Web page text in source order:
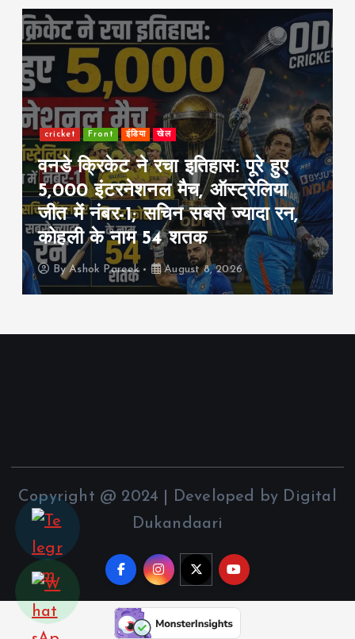
Front Share Market इंडिया
Stock Market Fall: सेंसेक्स 455
अंक टूटा, निफ्टी 24,570 पर बंद;
निवेशकों के ₹1.60 लाख करोड़ डूबे
ByAshok Pareek August 7, 2026
Copyright @ 2024 | Developed by Digital
Dukandaari